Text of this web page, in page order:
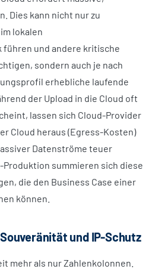
Dies kann nicht nur zu
lokalen
und andere kritische
sondern auch je nach
erhebliche laufende
der Upload in die Cloud oft
lassen sich Cloud-Provider
Cloud heraus (Egress-Kosten)
Datenströme teuer
Produktion summieren sich diese
die den Business Case einer
können.
und IP-Schutz
mehr als nur Zahlenkolonnen.